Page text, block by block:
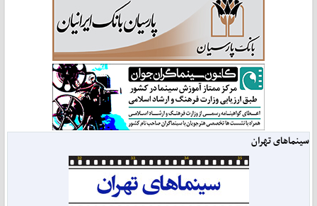
سینماهای تهران